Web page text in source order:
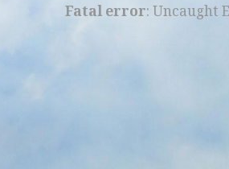
Fatal error: Uncaught